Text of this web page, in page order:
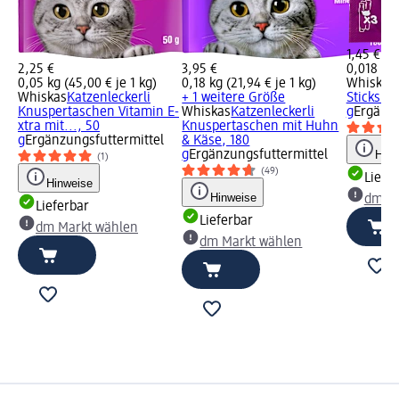
2,25 €
0,05 kg (45,00 € je 1 kg)
WhiskasKatzenleckerli
Knuspertaschen Vitamin E-
xtra mit..., 50
gErgänzungsfuttermittel
(1)
Hinweise
Lieferbar
dm Markt wählen
3,95 €
0,18 kg (21,94 € je 1 kg)
+ 1 weitere Größe
WhiskasKatzenleckerli
Knuspertaschen mit Huhn
& Käse, 180
gErgänzungsfuttermittel
(49)
Hinweise
Lieferbar
dm Markt wählen
1,45 €
0,018 kg
Whiskas
Sticks
g
dm